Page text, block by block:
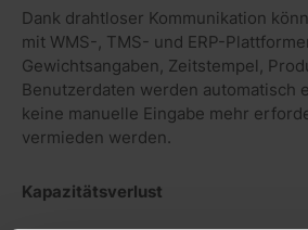
Dank drahtloser Kommunikation
mit WMS-, TMS- und ERP-
Gewichtsangaben, Zeitstempel,
Benutzerdaten werden automatisch
keine manuelle Eingabe mehr
vermieden werden.
Kapazitätsverlust